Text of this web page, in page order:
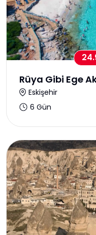
Rüya Gibi Ege
Eskişehir
6 Gün